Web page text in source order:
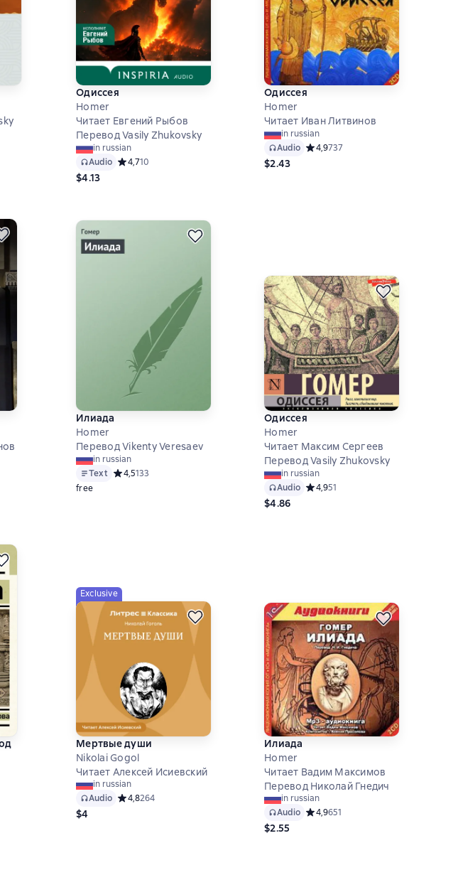
на основе 14 оценок
Одиссея
Homer
Читает Евгений Рыбов
Перевод Vasily Zhukovsky
in russian
Audio Средний рейтинг 4,7 на основе 10 оценок
4,710
$4.13
Одиссея
Homer
Читает Иван Литвинов
in russian
Audio Средний рейтинг 4,9 на основе 737
4,9737
$2.43
4,8 на основе 39 оценок
Илиада
Homer
Перевод Vikenty Veresaev
in russian
Text Средний рейтинг 4,5 на основе 133 оценок
4,5133
free
Одиссея
Homer
Читает Максим Сергеев
Перевод Vasily Zhukovsky
in russian
Audio Средний рейтинг 4,9 на основе 51
4,951
$4.86
на основе 22 оценок
Exclusive
Мертвые души
Nikolai Gogol
Читает Алексей Исиевский
in russian
Audio Средний рейтинг 4,8 на основе 264 оценок
4,8264
$4
Илиада
Homer
Читает Вадим Максимов
Перевод Николай Гнедич
in russian
Audio Средний рейтинг 4,9 на основе 651
4,9651
$2.55